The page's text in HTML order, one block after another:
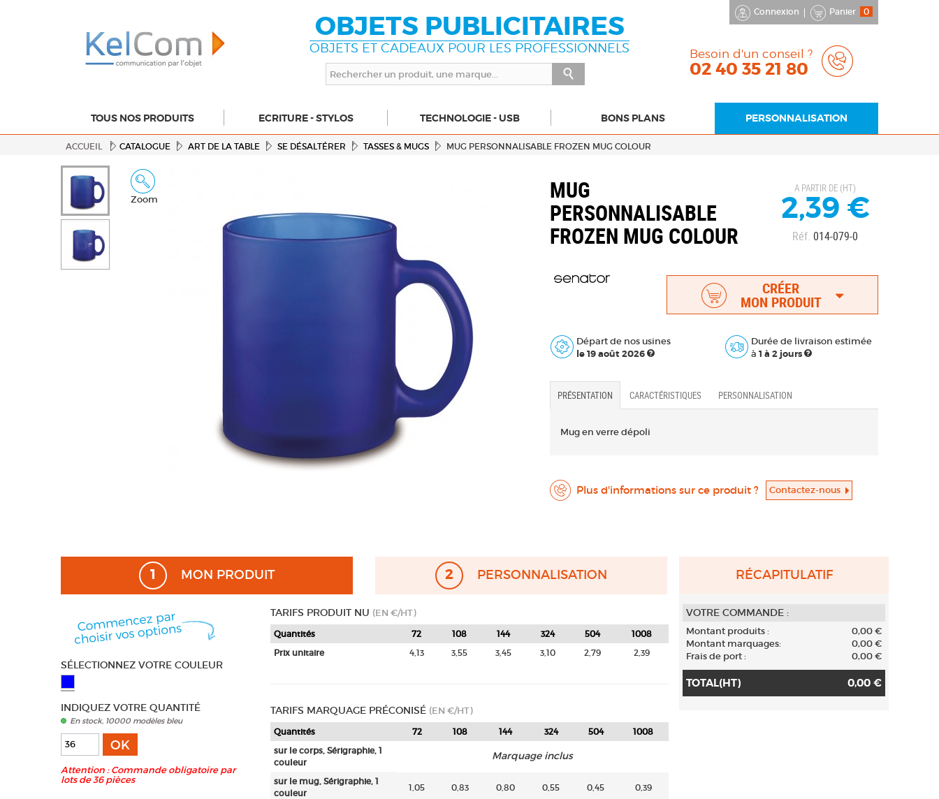
OBJETS PUBLICITAIRES
OBJETS ET CADEAUX POUR LES PROFESSIONNELS
Panier 0
Connexion
Besoin d'un conseil ?
02 40 35 21 80
TOUS NOS PRODUITS ECRITURE - STYLOS TECHNOLOGIE - USB BONS PLANS PERSONNALISATION
ACCUEIL CATALOGUE ART DE LA TABLE SE DÉSALTÉRER TASSES & MUGS MUG PERSONNALISABLE FROZEN MUG COLOUR
Zoom
MUG
PERSONNALISABLE
FROZEN MUG COLOUR
A PARTIR DE (HT)
2,39 €
Réf. 014-079-0
CRÉER
MON PRODUIT
Départ de nos usines
le 19 août 2026
Durée de livraison estimée
à 1 à 2 jours
PRÉSENTATION CARACTÉRISTIQUES PERSONNALISATION
Mug en verre dépoli
Plus d'informations sur ce produit ? Contactez-nous
1 MON PRODUIT 2 PERSONNALISATION
SÉLECTIONNEZ VOTRE COULEUR
INDIQUEZ VOTRE QUANTITÉ
En stock, 10000 modèles bleu
OK
Attention : Commande obligatoire par
lots de 36 pièces
TARIFS PRODUIT NU (EN €/HT)
Quantités 72 108 144 324 504
1008
Prix unitaire
4,13 3,55 3,45 3,10 2,79 2,39
TARIFS MARQUAGE PRÉCONISÉ (EN €/HT)
Quantités 72 108 144 324 504
1008
sur le corps, Sérigraphie, 1
couleur
Marquage inclus
sur le mug, Sérigraphie, 1
couleur
1,05 0,83 0,80 0,55 0,45 0,39
RÉCAPITULATIF
VOTRE COMMANDE :
Montant produits :
0,00 €
Montant marquages:
0,00 €
Frais de port :
0,00 €
TOTAL(HT) 0,00 €